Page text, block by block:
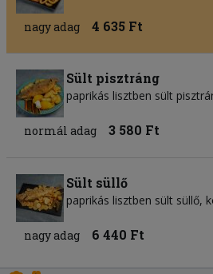
nagy adag 4 635 Ft
Sült pisztráng
paprikás lisztben sült
normál adag 3 580 Ft
Sült süllő
paprikás lisztben sült süllő,
nagy adag 6 440 Ft